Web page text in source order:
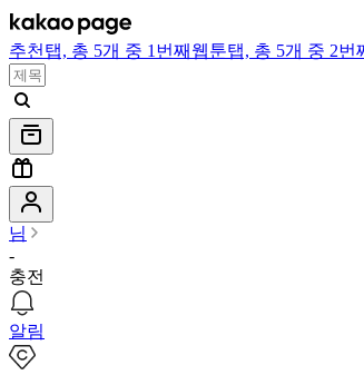
추천 탭, 총 5개 중 1번째 웹툰탭, 총 5개 중 2번
님
-
충전
알림